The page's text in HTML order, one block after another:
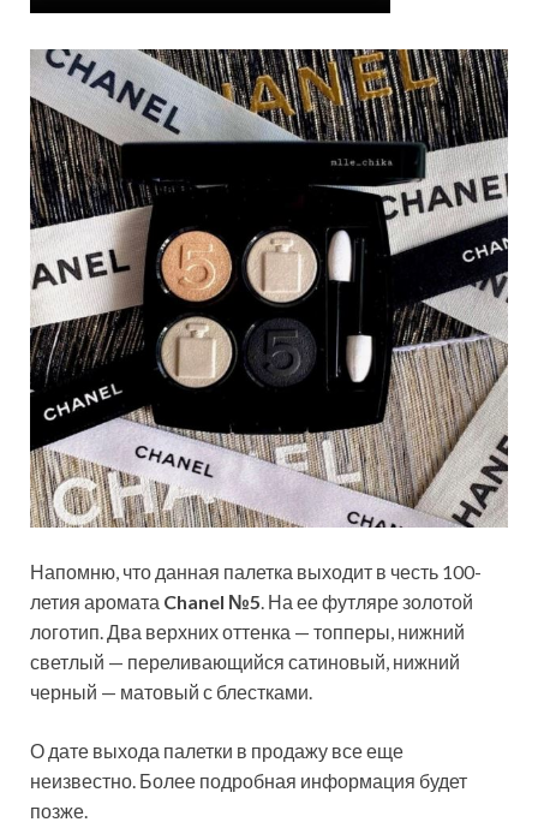
Напомню, что данная палетка выходит в честь 100-
летия аромата Chanel №5. На ее футляре золотой
логотип. Два верхних оттенка — топперы, нижний
светлый — переливающийся сатиновый, нижний
черный — матовый с блестками.
О дате выхода палетки в продажу все еще
неизвестно. Более подробная информация будет
позже.